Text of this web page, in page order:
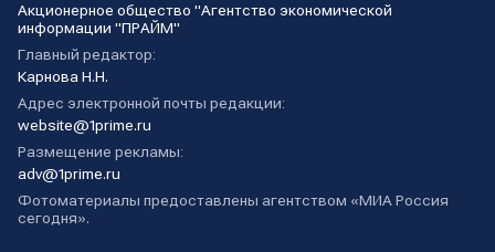
Акционерное общество "Агентство экономической
информации "ПРАЙМ"
Главный редактор:
Карнова Н.Н.
Адрес электронной почты редакции:
website@1prime.ru
Размещение рекламы:
adv@1prime.ru
Фотоматериалы предоставлены агентством «МИА Россия
сегодня».